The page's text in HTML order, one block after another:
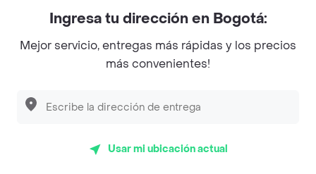
$ 10.200
Coca-Cola Sabor Original 500 ml
Gaseosas
Ingresa tu dirección en Bogotá:
Mejor servicio, entregas más rápidas y los precios
más convenientes!
Usar mi ubicación actual